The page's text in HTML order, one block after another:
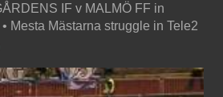
IF v MALMÖ FF in
Mesta Mästarna struggle in Tele2